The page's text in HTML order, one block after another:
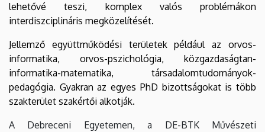
lehetővé teszi, komplex valós problémákon
interdiszciplináris megközelítését.
Jellemző együttműködési területek például az orvos-
informatika, orvos-pszichológia, közgazdaságtan-
informatika-matematika, társadalomtudományok-
pedagógia. Gyakran az egyes PhD bizottságokat is több
szakterület szakértői alkotják.
A Debreceni Egyetemen, a DE-BTK Művészeti